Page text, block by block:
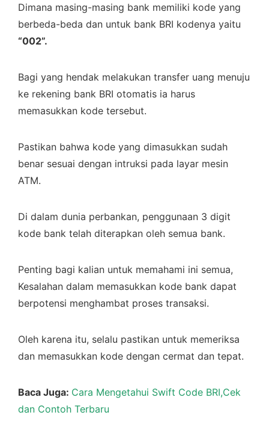
Dimana masing-masing bank memiliki kode yang
berbeda-beda dan untuk bank BRI kodenya yaitu
“002”.
Bagi yang hendak melakukan transfer uang menuju
ke rekening bank BRI otomatis ia harus
memasukkan kode tersebut.
Pastikan bahwa kode yang dimasukkan sudah
benar sesuai dengan intruksi pada layar mesin
ATM.
Di dalam dunia perbankan, penggunaan 3 digit
kode bank telah diterapkan oleh semua bank.
Penting bagi kalian untuk memahami ini semua,
Kesalahan dalam memasukkan kode bank dapat
berpotensi menghambat proses transaksi.
Oleh karena itu, selalu pastikan untuk memeriksa
dan memasukkan kode dengan cermat dan tepat.
Baca Juga: Cara Mengetahui Swift Code BRI,Cek
dan Contoh Terbaru